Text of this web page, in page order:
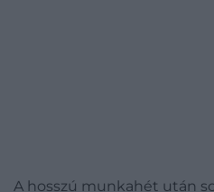
A hosszú munkahét után